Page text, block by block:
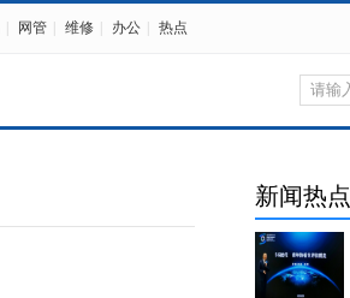
网管 维修 办公 热点
新闻热点